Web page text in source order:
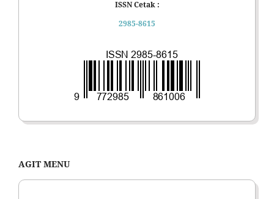
ISSN Cetak :
2985-8615
AGIT MENU